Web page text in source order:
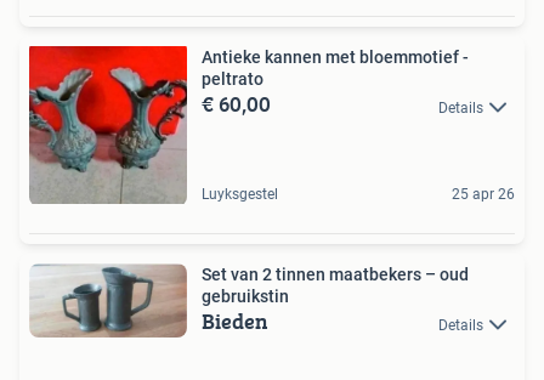
Antieke kannen met bloemmotief -
peltrato
€ 60,00 Details
Luyksgestel 25 apr 26
Set van 2 tinnen maatbekers – oud
gebruikstin
Bieden Details